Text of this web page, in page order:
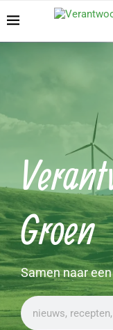
Groen
Samen naar